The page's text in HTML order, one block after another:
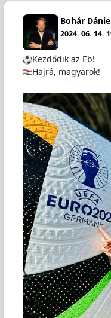
Bohár
2024. 06. 14.
️Kezdődik az Eb!
Hajrá, magyarok!